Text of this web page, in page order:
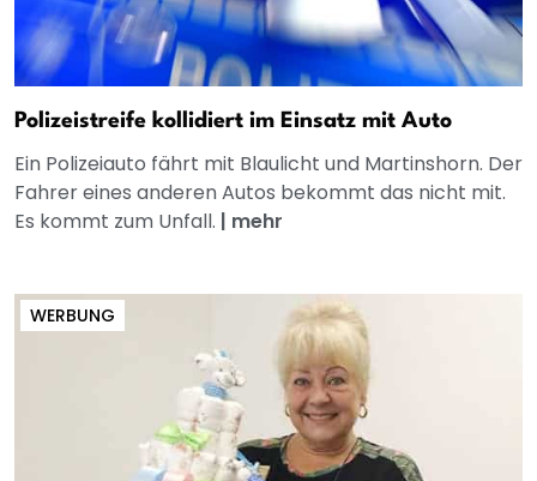
Polizeistreife kollidiert im Einsatz mit Auto
Ein Polizeiauto fährt mit Blaulicht und Martinshorn. Der
Fahrer eines anderen Autos bekommt das nicht mit.
Es kommt zum Unfall. | mehr
WERBUNG